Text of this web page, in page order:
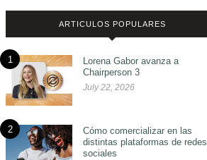
ARTICULOS POPULARES
1
Lorena Gabor avanza a
Chairperson 3
July 22, 2026
2
Cómo comercializar en las
distintas plataformas de redes
sociales